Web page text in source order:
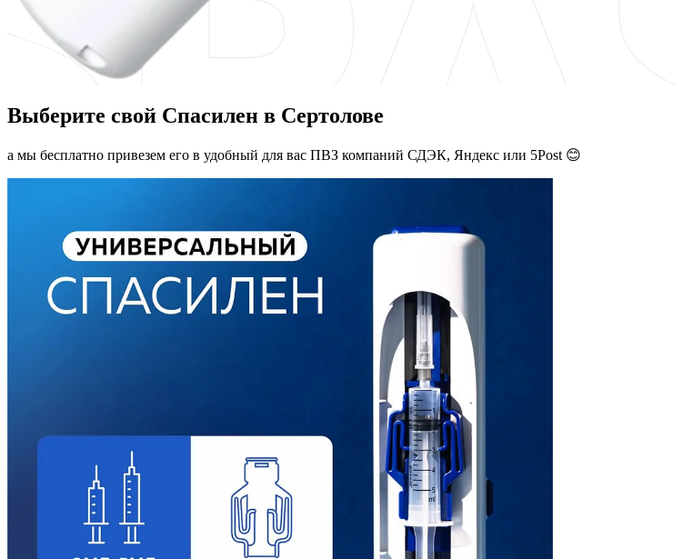
Выберите свой Спасилен в Сертолове
а мы бесплатно привезем его в удобный для вас ПВЗ компаний СДЭК, Яндекс или 5Post 😊